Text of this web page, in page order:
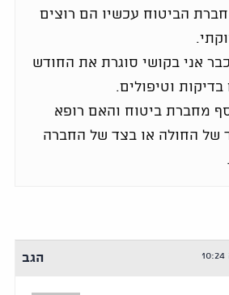
הביטוח עכשיו הם רוצים
אני בקושי סוגרת את החודש
וטיפולים.
מחברת ביטוח והאם רופא
של החולה או בצד של החברה
הגב